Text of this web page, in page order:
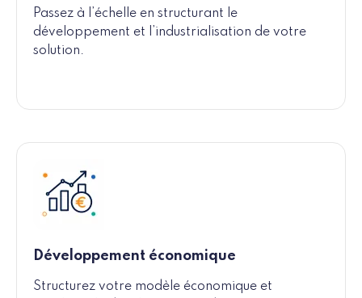
Passez à l’échelle en structurant le
développement et l’industrialisation de votre
solution.
Développement économique
Structurez votre modèle économique et